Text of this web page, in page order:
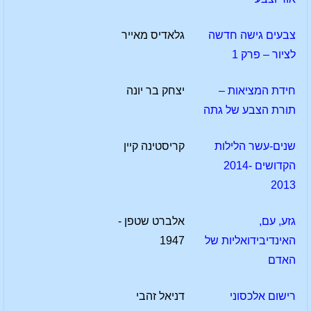
צבעים גישה חדשה
לציור – פרק 1
גלאדיס מאייר
חידת המציאות –
תורת הצבע של גתה
יצחק בר יונה
שנים-עשר הלילות
הקדושים 2014-
2013
קריסטינה קיין
גזע, עם,
האינדיבידואליות של
האדם
אלברט שטפן -
1947
רישום אלכסוני דניאל זהבי